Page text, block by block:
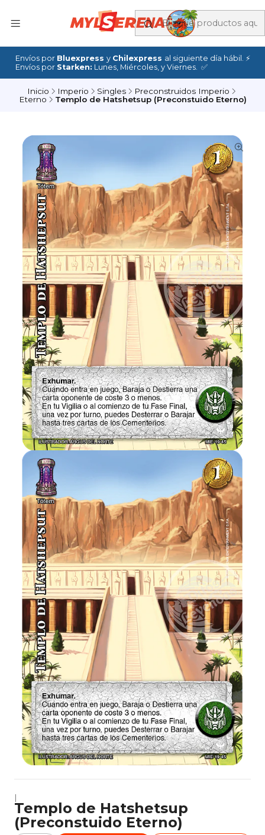
Envíos por Bluexpress y Chilexpress al siguiente día hábil. ⚡
Envíos por Starken: Lunes, Miércoles, y Viernes. ✅
Inicio Imperio Singles
Preconstruidos Imperio
Eterno
Templo de Hatshetsup (Preconstuido Eterno)
|
Templo de Hatshetsup
(Preconstuido Eterno)